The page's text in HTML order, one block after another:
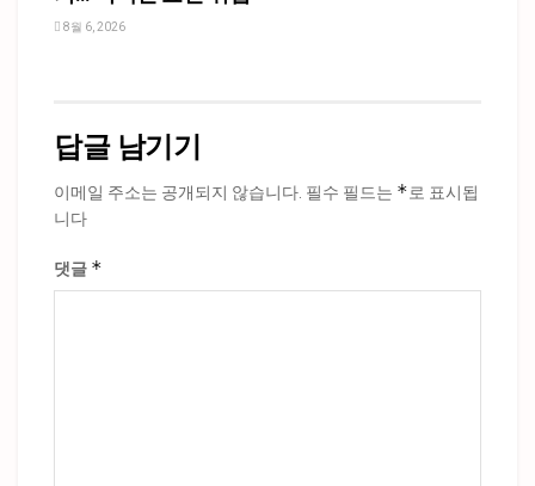
8월 6, 2026
답글 남기기
이메일 주소는 공개되지 않습니다. 필수 필드는 *로 표시됩
니다
댓글 *